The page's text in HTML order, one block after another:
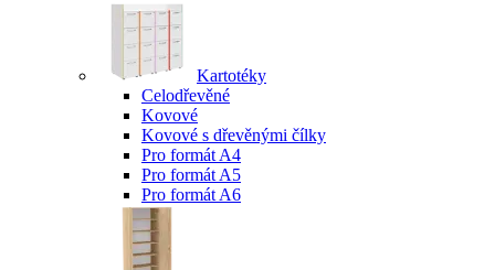
Kartotéky
Celodřevěné
Kovové
Kovové s dřevěnými čílky
Pro formát A4
Pro formát A5
Pro formát A6